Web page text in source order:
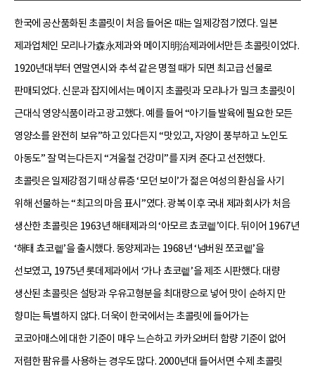
한국에 공산품화된 초콜릿이 처음 들어온 때는 일제강점기였다. 일본
제과업체인 모리나가森永제과와 메이지明治제과에서만든 초콜릿이었다.
1920년대부터 연말연시와 추석 같은 명절 때가 되면 최고급 선물로
판매되었다. 신문과 잡지에서는 메이지 초콜릿과 모리나가 밀크 초콜릿이
근대식 영양식품이라고 광고했다. 예를 들어 “아기들 발육에 필요한 모든
영양소를 완전히 보유”하고 있다든지 “맛있고, 자양이 풍부하고 노인도
아동도” 잘 먹는다든지 “겨울철 건강미”를 지켜 준다고 선전했다.
초콜릿은 일제강점기 때 상류층 ‘모던 보이’가 젊은 여성의 환심을 사기
위해 선물하는 “최고의 마음 표시”였다. 광복 이후 국내 제과회사가 처음
생산한 초콜릿은 1963년 해태제과의 ‘아모르 쵸코렡’이다. 뒤이어 1967년
‘해태 쵸코렡’을 출시했다. 동양제과는 1968년 ‘넘버원 쪼코렡’을
선보였고, 1975년 롯데제과에서 ‘가나 쵸코렡’을 제조 시판했다. 대량
생산된 초콜릿은 설탕과 우유고형분을 최대량으로 넣어 맛이 순하지 만
향미는 특별하지 않다. 더욱이 한국에서는 초콜릿에 들어가는
코코아매스에 대한 기준이 매우 느슨하고 카카오버터 함량 기준이 없어
저렴한 팜유를 사용하는 경우도 많다. 2000년대 들어서면 수제 초콜릿